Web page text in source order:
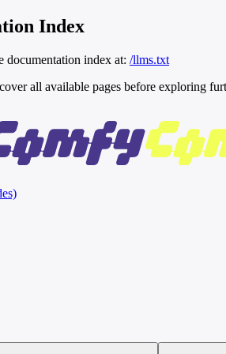
Index
documentation index at: /llms.txt
all available pages before exploring